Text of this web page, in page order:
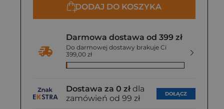
DODAJ DO KOSZYKA
Darmowa dostawa od 399 zł
Do darmowej dostawy brakuje Ci
399,00 zł
Dostawa za 0 zł dla
zamówień od 99 zł
DOŁĄCZ